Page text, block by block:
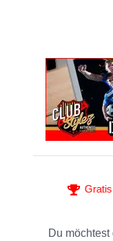
Du möchtest